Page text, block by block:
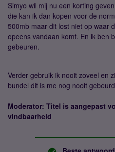
Simyo wil mij nu een korting
die kan ik dan kopen voor de
500mb maar dit lost niet op waar
opeens vandaan komt. En ik ben
gebeuren.
Verder gebruik ik nooit zoveel en
bundel dit is me nog nooit
Moderator: Titel is aangepast
vindbaarheid